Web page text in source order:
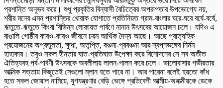
প্রশান্তি অনুভব করে। শুধু প্রকৃতির বিন্যাসী বৈচিত্রের অপরূপতার উপভোগ্যে নয়,
শরীর মনের এমন প্রশান্তির খোরাক যোগাতে প্রতিনিয়ত গ্রাম-বাংলার ঘরে-ঘরে বর্ষে-বর্ষে,
ঋতুতে-ঋতুতে কিংবা বিভিন্ন লোকায়ত পার্বণে নানান উৎসবের আয়োজন চলে। যদিও এ
বাঙালি গোষ্ঠীর কারও-কারও জীবনে চরম আর্থিক দৈন্য আছে। আছে প্রাত্যহিক
প্রয়োজনের অপ্রতুলতা, ক্ষুধা, অতৃপ্তি, বঞ্চনা-প্রবঞ্চনা আর স্বপ্নভঙ্গের নির্মম
হাহাকার। তবুও সকল হীনতার ঘাত-প্রতিঘাত উপেক্ষা করে বিনোদনের সে সব অতীত
ঐতিহ্যবহ পর্ব-পার্বণী উৎসবকে অবলীলায় লালন-পালন করে চলে। ভালোবাসার গভীরতার
আত্মিক সত্তায় কিছুতেই সেগুলো ম্লান হতে পারে না। আর পারেনা বলেই হয়তো কাঁধ
হতে সকল জোয়াল নামিয়ে, যুগযন্ত্রণার বেড়ি ভেঙ্গে প্রতিবেশী আত্মীয়-অনাত্মীয়কে ডেকে